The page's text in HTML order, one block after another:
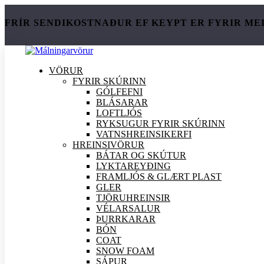
FRÍR SENDIKOSTNAÐUR EF KEYPT ER FYRIR
VÖRUR
FYRIR SKÚRINN
GÓLFEFNI
BLÁSARAR
LOFTLJÓS
RYKSUGUR FYRIR SKÚRINN
VATNSHREINSIKERFI
HREINSIVÖRUR
BÁTAR OG SKÚTUR
LYKTAREYÐING
FRAMLJÓS & GLÆRT PLAST
GLER
TJÖRUHREINSIR
VÉLARSALUR
ÞURRKARAR
BÓN
COAT
SNOW FOAM
SÁPUR